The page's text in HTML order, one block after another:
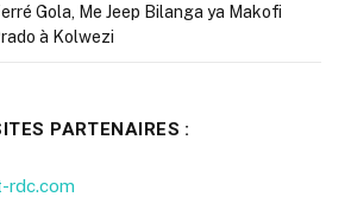
Gola, Me Jeep Bilanga ya Makofi
à Kolwezi
PARTENAIRES :
rdc.com